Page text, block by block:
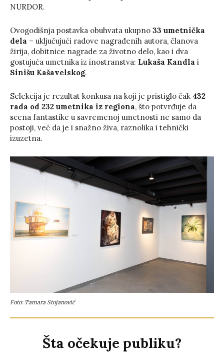
NURDOR.
Ovogodišnja postavka obuhvata ukupno 33 umetnička
dela – uključujući radove nagrađenih autora, članova
žirija, dobitnice nagrade za životno delo, kao i dva
gostujuća umetnika iz inostranstva: Lukaša Kandla i
Sinišu Kašavelskog.
Selekcija je rezultat konkusa na koji je pristiglo čak 432
rada od 232 umetnika iz regiona, što potvrđuje da
scena fantastike u savremenoj umetnosti ne samo da
postoji, već da je i snažno živa, raznolika i tehnički
izuzetna.
Foto: Tamara Stojanović
Šta očekuje publiku?